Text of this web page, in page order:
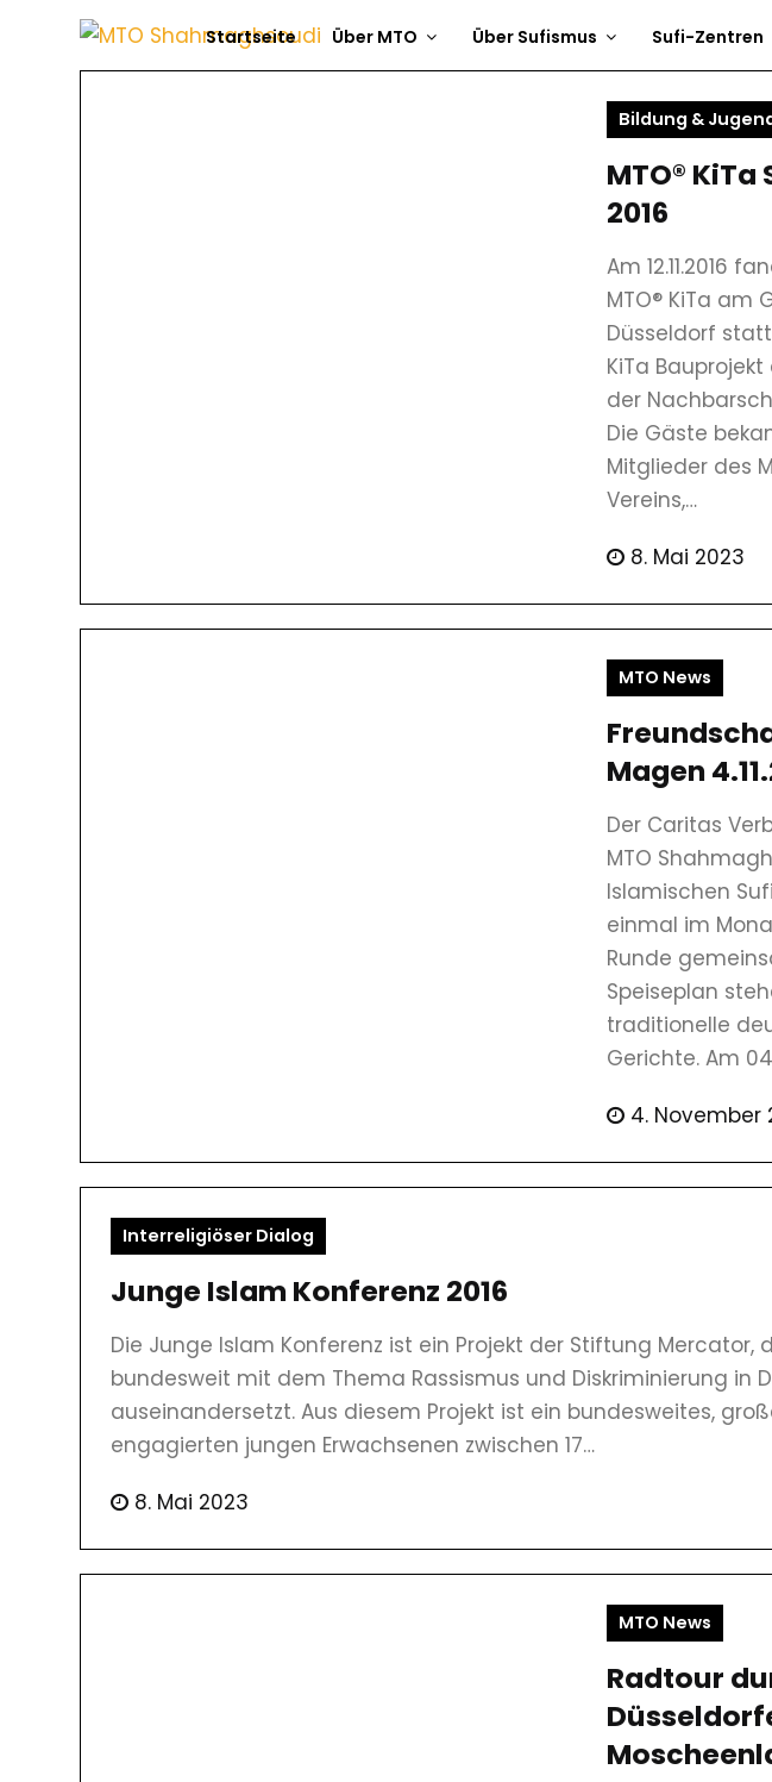
Startseite Über MTO Über Sufismus Sufi-Zentren
Bildung &
MTO®
2016
Am 12.11.2016
MTO® KiTa am
Düsseldorf
KiTa
der
Die Gäste
Mitglieder des
Vereins,…
8. Mai 2023
MTO News
Magen
Der Caritas
MTO
Islamischen
einmal im
Runde
Speiseplan
traditionelle
Gerichte. Am
4. November
Interreligiöser Dialog
Junge Islam Konferenz 2016
Die Junge Islam Konferenz ist ein Projekt der Stiftung Mercator,
bundesweit mit dem Thema Rassismus und Diskriminierung in
auseinandersetzt. Aus diesem Projekt ist ein bundesweites,
engagierten jungen Erwachsenen zwischen 17…
8. Mai 2023
MTO News
Radtour